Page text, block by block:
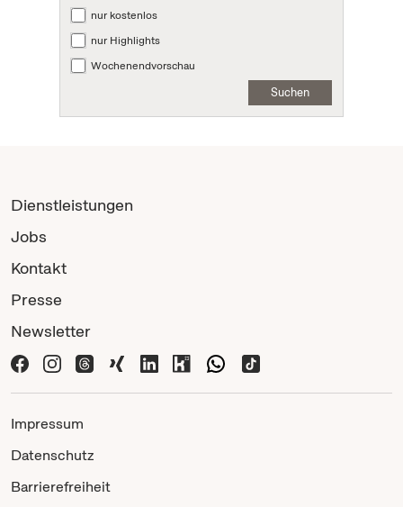
nur kostenlos
nur Highlights
Wochenendvorschau
Suchen
Dienstleistungen
Jobs
Kontakt
Presse
Newsletter
Impressum
Datenschutz
Barrierefreiheit